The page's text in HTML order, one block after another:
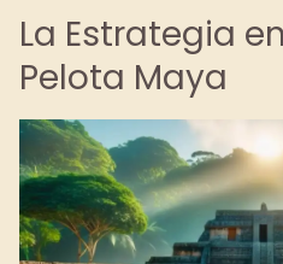
La Estrategia
Pelota Maya